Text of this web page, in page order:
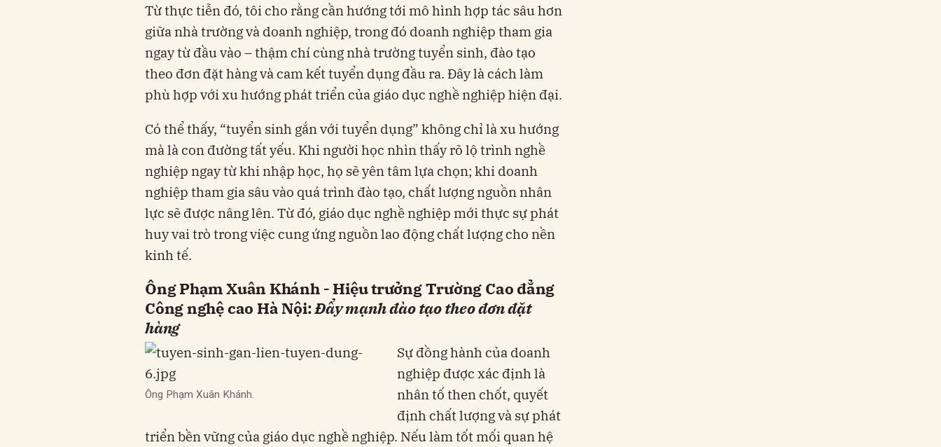
Từ thực tiễn đó, tôi cho rằng cần hướng tới mô hình hợp tác sâu hơn
giữa nhà trường và doanh nghiệp, trong đó doanh nghiệp tham gia
ngay từ đầu vào – thậm chí cùng nhà trường tuyển sinh, đào tạo
theo đơn đặt hàng và cam kết tuyển dụng đầu ra. Đây là cách làm
phù hợp với xu hướng phát triển của giáo dục nghề nghiệp hiện đại.
Có thể thấy, “tuyển sinh gắn với tuyển dụng” không chỉ là xu hướng
mà là con đường tất yếu. Khi người học nhìn thấy rõ lộ trình nghề
nghiệp ngay từ khi nhập học, họ sẽ yên tâm lựa chọn; khi doanh
nghiệp tham gia sâu vào quá trình đào tạo, chất lượng nguồn nhân
lực sẽ được nâng lên. Từ đó, giáo dục nghề nghiệp mới thực sự phát
huy vai trò trong việc cung ứng nguồn lao động chất lượng cho nền
kinh tế.​
Ông Phạm Xuân Khánh - Hiệu trưởng Trường Cao đẳng
Công nghệ cao Hà Nội:Đẩy mạnh đào tạo theo đơn đặt
hàng
Ông Phạm Xuân Khánh.
Sự đồng hành của doanh
nghiệp được xác định là
nhân tố then chốt, quyết
định chất lượng và sự phát
triển bền vững của giáo dục nghề nghiệp. Nếu làm tốt mối quan hệ